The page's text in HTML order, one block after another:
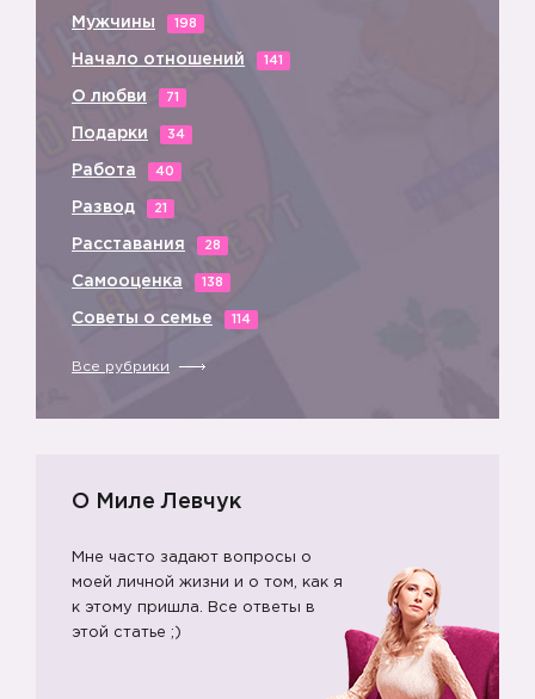
Мужчины 198
Начало отношений 141
О любви 71
Подарки 34
Работа 40
Развод 21
Расставания 28
Самооценка 138
Советы о семье 114
Все рубрики
О Миле Левчук
Мне часто задают вопросы о
моей личной жизни и о том, как я
к этому пришла. Все ответы в
этой статье ;)